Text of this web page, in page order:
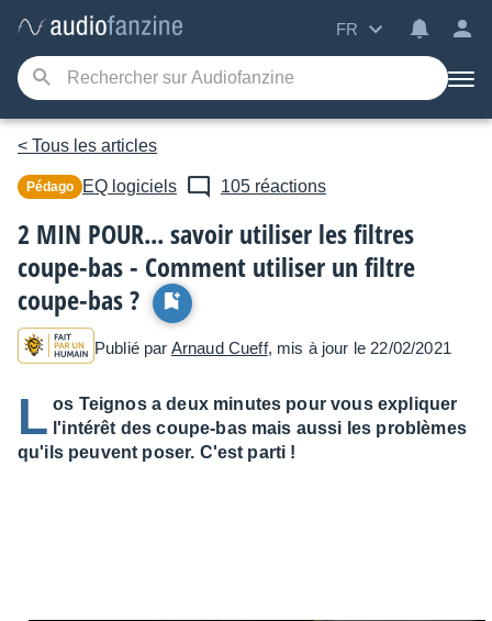
FR
< Tous les articles
Pédago EQ logiciels 105 réactions
2 MIN POUR... savoir utiliser les filtres
coupe-bas - Comment utiliser un filtre
coupe-bas ?
Publié par Arnaud Cueff, mis à jour le 22/02/2021
L os Teignos a deux minutes pour vous expliquer
l'intérêt des coupe-bas mais aussi les problèmes
qu'ils peuvent poser. C'est parti !